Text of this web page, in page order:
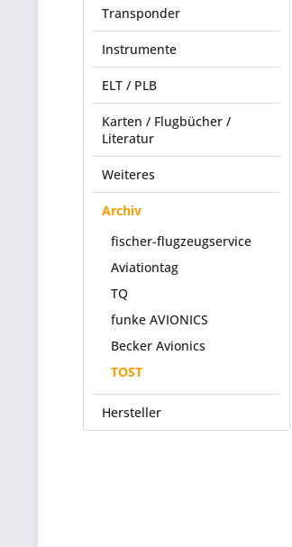
Transponder
Instrumente
ELT / PLB
Karten / Flugbücher /
Literatur
Weiteres
Archiv
fischer-flugzeugservice
Aviationtag
TQ
funke AVIONICS
Becker Avionics
TOST
Hersteller